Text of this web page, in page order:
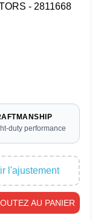
- 2811668
duty performance
l'ajustement
AU PANIER